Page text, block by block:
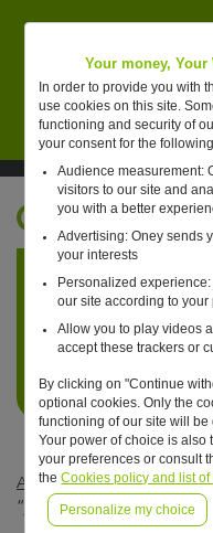
pour des
faux
Suivre
Retour à l'accueil ?
Articles #oneday —
“j’achète” à côté du
Your money,
In order to provide you with
use cookies on this site.
functioning and security of
your consent for the
Audience measurement:
visitors to our site and
you with a better
Advertising: Oney sends
your interests
Personalized
our site according to your
Allow you to play videos
accept these trackers or
By clicking on "Continue
optional cookies. Only the
functioning of our site will be
Your power of choice is also
your preferences or consult
theCookies policy and list of
Personalize my choice